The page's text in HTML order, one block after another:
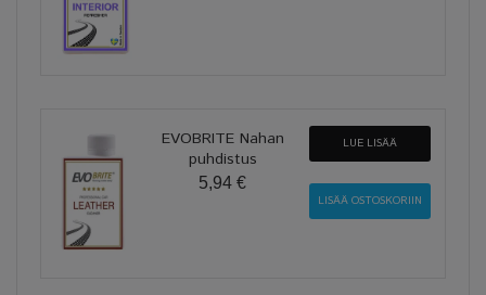
EVOBRITE Nahan
puhdistus
5,94 €
LUE LISÄÄ